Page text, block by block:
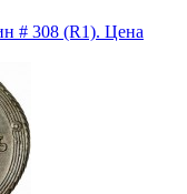
# 308 (R1). Цена